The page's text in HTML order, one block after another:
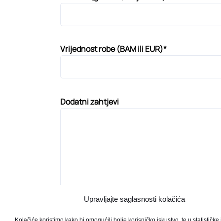
Upravljajte saglasnosti kolačića
Vrijednost robe (BAM ili EUR)*
Dodatni zahtjevi